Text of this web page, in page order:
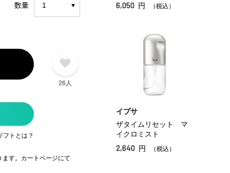
数量
26人
フトとは？
す。カートページにて
6,050 円 （税込）
イプサ
ザタイムリセット マ
イクロミスト
2,640 円 （税込）